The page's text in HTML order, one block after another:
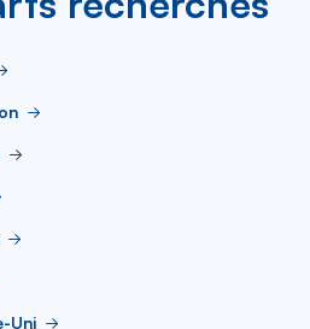
Uni